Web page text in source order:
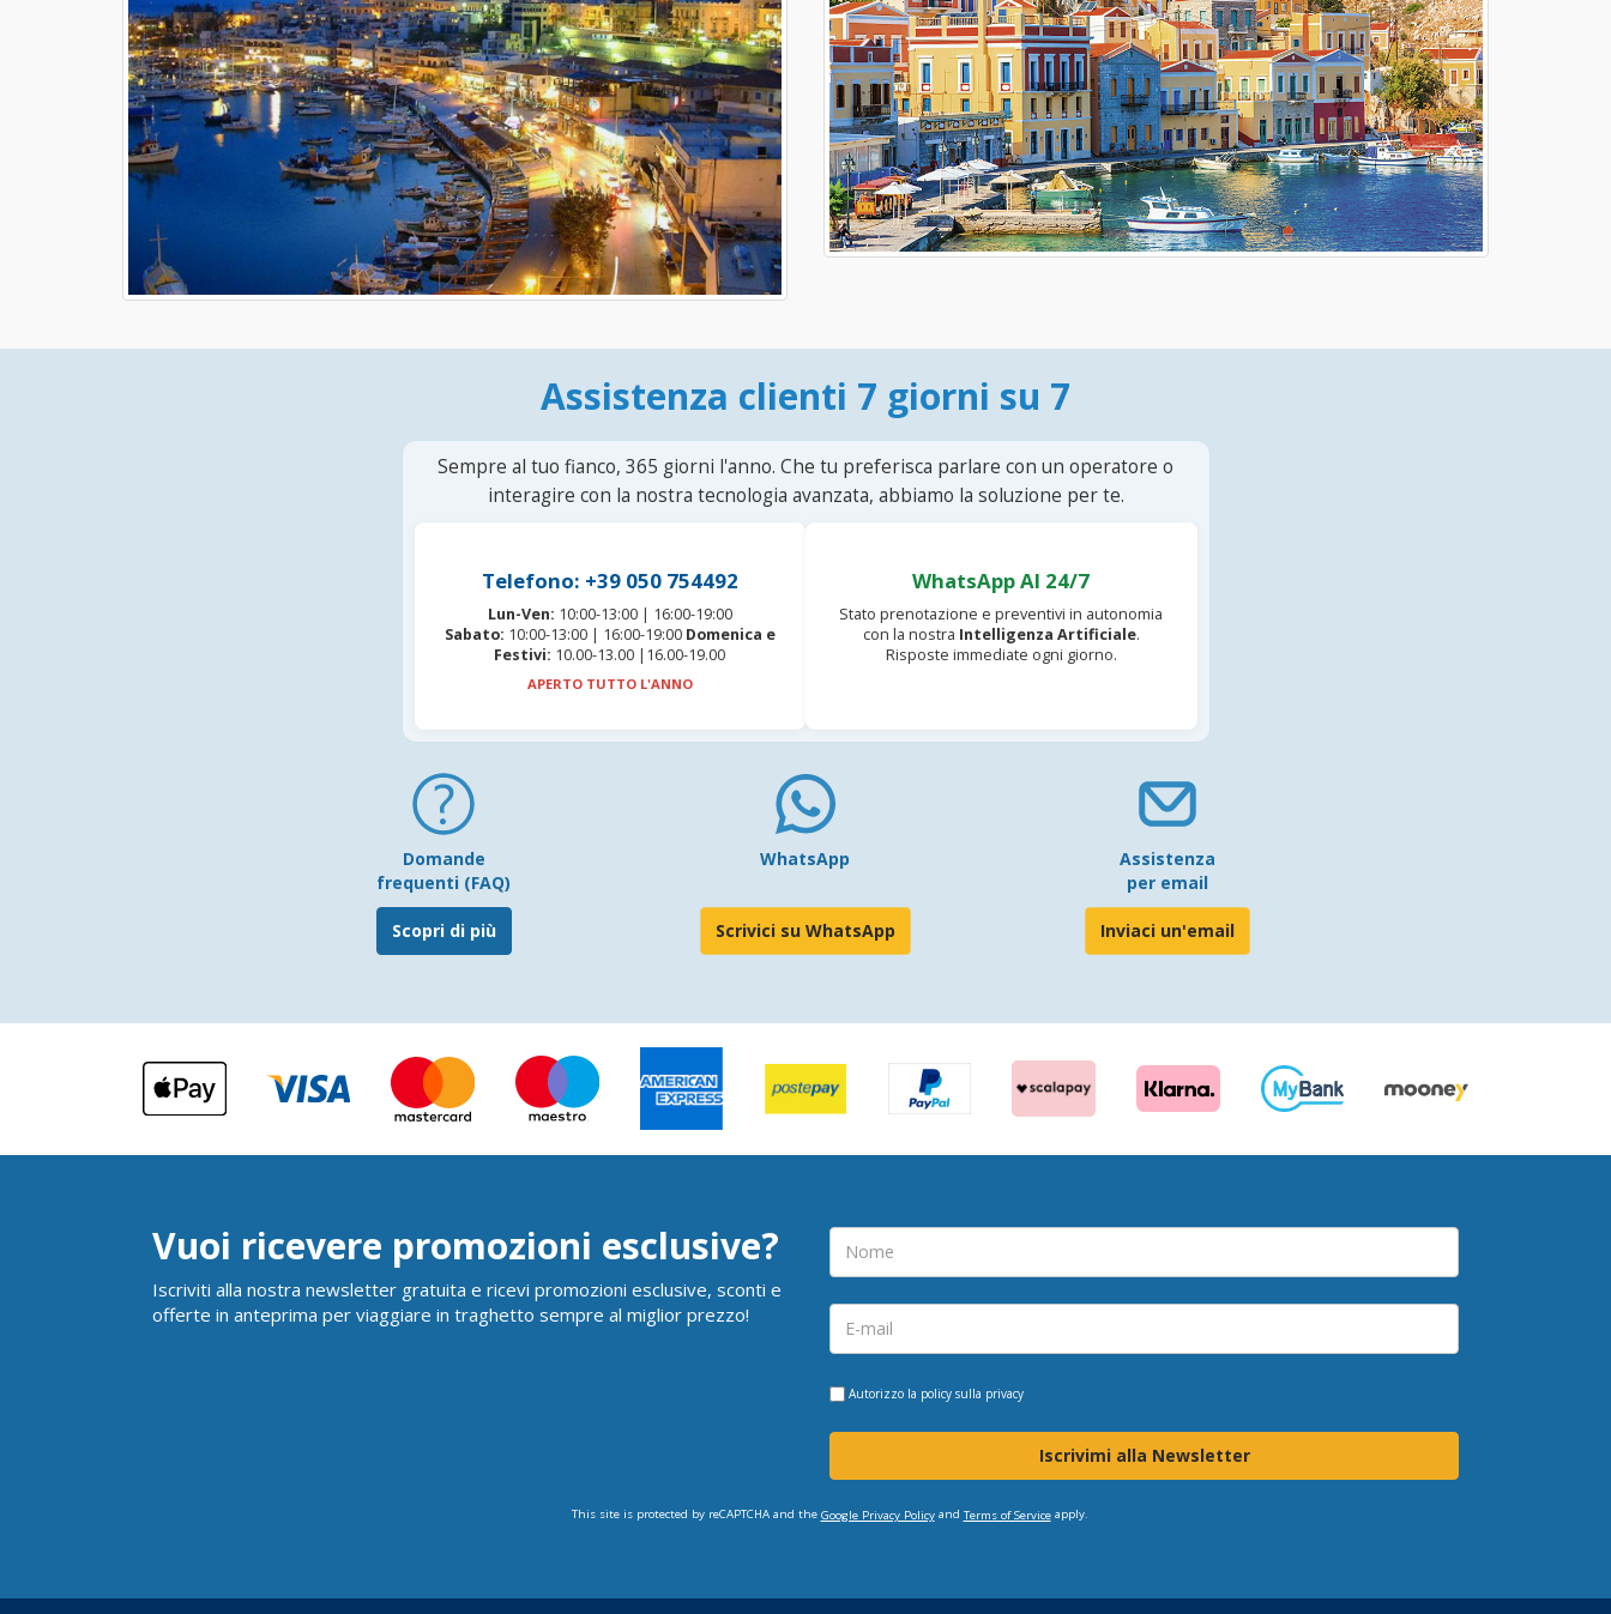
Assistenza clienti 7 giorni su 7
Sempre al tuo fianco, 365 giorni l'anno. Che tu preferisca parlare con un operatore o
interagire con la nostra tecnologia avanzata, abbiamo la soluzione per te.
Telefono: +39 050 754492
Lun-Ven: 10:00-13:00 | 16:00-19:00
Sabato: 10:00-13:00 | 16:00-19:00 Domenica e
Festivi: 10.00-13.00 |16.00-19.00
APERTO TUTTO L'ANNO
WhatsApp AI 24/7
Stato prenotazione e preventivi in autonomia
con la nostra Intelligenza Artificiale.
Risposte immediate ogni giorno.
Domande
frequenti (FAQ)
Scopri di più
WhatsApp
Scrivici su WhatsApp
Assistenza
per email
Inviaci un'email
Vuoi ricevere promozioni esclusive?
Iscriviti alla nostra newsletter gratuita e ricevi promozioni esclusive, sconti e
offerte in anteprima per viaggiare in traghetto sempre al miglior prezzo!
Autorizzo la policy sulla privacy
Iscrivimi alla Newsletter
This site is protected by reCAPTCHA and the Google Privacy Policyand Terms of Serviceapply.